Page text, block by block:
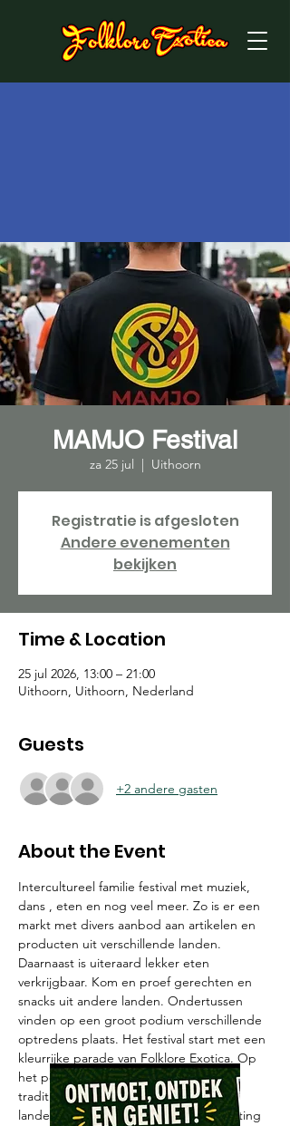
MAMJO Festival
za 25 jul
  |
Uithoorn
Registratie is afgesloten
Andere evenementen
bekijken
Time & Location
25 jul 2026, 13:00 – 21:00
Uithoorn, Uithoorn, Nederland
Guests
+2 andere gasten
About the Event
Intercultureel familie festival met muziek,
dans , eten en nog veel meer. Zo is er een
markt met divers aanbod aan artikelen en
producten uit verschillende landen.
Daarnaast is uiteraard lekker eten
verkrijgbaar. Kom en proef gerechten en
snacks uit andere landen. Ondertussen
vinden op een groot podium verschillende
optredens plaats. Het festival start met een
kleurrijke parade van Folklore Exotica. Op
het podium tonen de deelnemers
traditionele kleding uit verschillende
landen. Kortom, een feest van ontmoeting